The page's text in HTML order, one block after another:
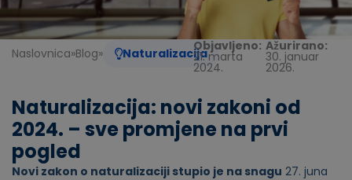
Naslovnica»Blog» NaturalizacijaObjavljeno:
21. marta
2024.
Ažurirano:
30. januar
2026.
Naturalizacija: novi zakoni od
2024. – sve promjene na prvi
pogled
Novi zakon o naturalizaciji stupio je na snagu 27. juna